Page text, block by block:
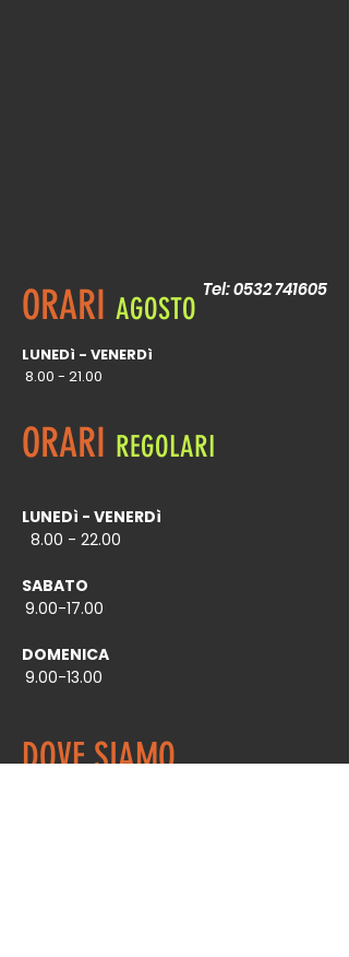
ORARI AGOSTO
LUNEDì - VENERDì
8.00 - 21.00
Tel:0532 741605
ORARI REGOLARI
LUNEDì - VENERDì
8.00 - 22.00
SABATO
9.00-17.00
DOMENICA
9.00-13.00
DOVE SIAMO